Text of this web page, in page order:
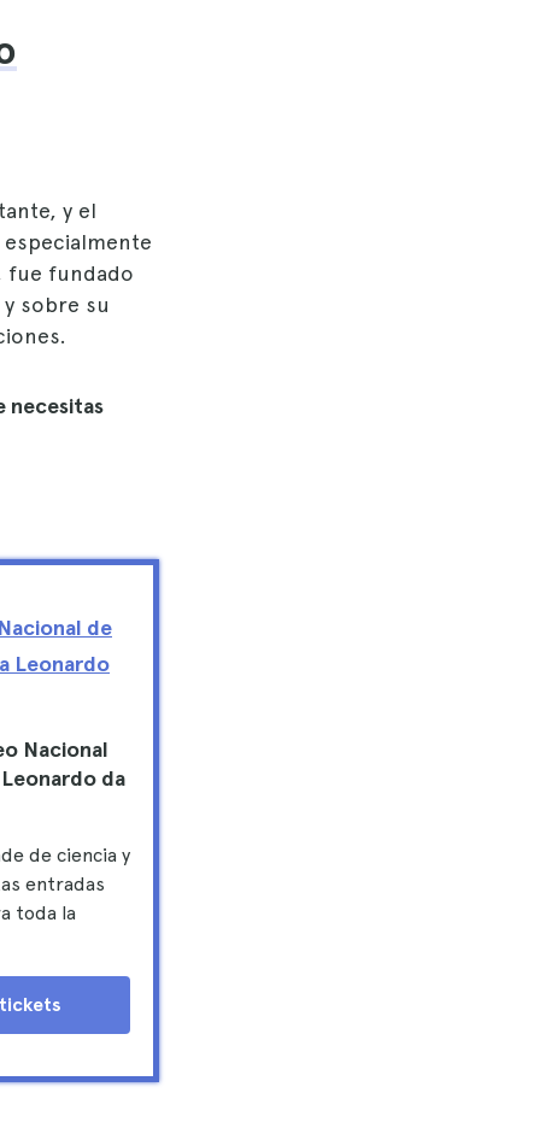
y el
fue fundado
sobre su
necesitas
de
Leonardo
Nacional
da
de ciencia y
entradas
toda la